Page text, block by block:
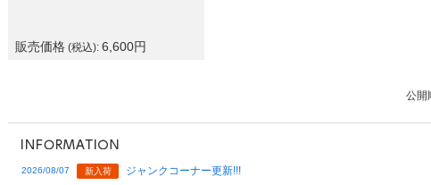
販売価格 (税込): 6,600円
公開
2026/08/07 新入荷 ジャンクコーナー更新!!!